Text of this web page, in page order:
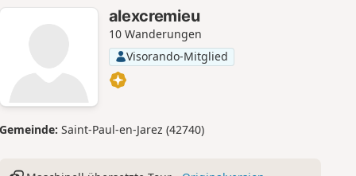
alexcremieu
10 Wanderungen
Visorando-Mitglied
Gemeinde: Saint-Paul-en-Jarez (42740)